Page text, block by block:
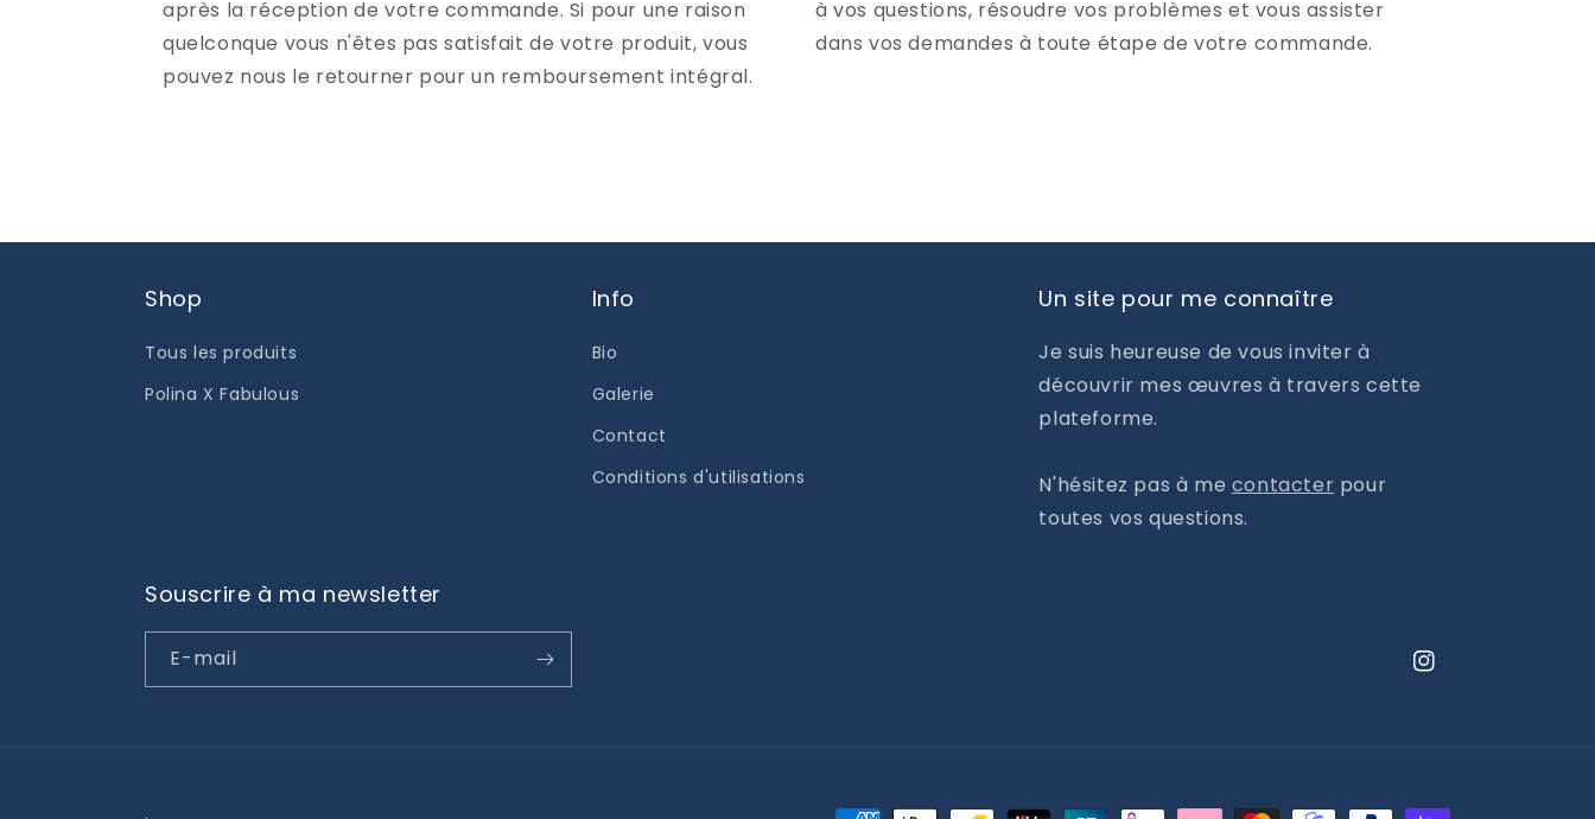
après la réception de votre commande. Si pour une raison
quelconque vous n'êtes pas satisfait de votre produit, vous
pouvez nous le retourner pour un remboursement intégral.
à vos questions, résoudre vos problèmes et vous assister
dans vos demandes à toute étape de votre commande.
Shop
Tous les produits
Polina X Fabulous
Info
Bio
Galerie
Contact
Conditions d'utilisations
Un site pour me connaître
Je suis heureuse de vous inviter à
découvrir mes œuvres à travers cette
plateforme.
N'hésitez pas à me contacter pour
toutes vos questions.
Souscrire à ma newsletter
E-mail
Instagram